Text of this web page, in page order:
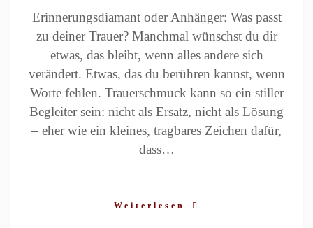
Erinnerungsdiamant oder Anhänger: Was passt
zu deiner Trauer? Manchmal wünschst du dir
etwas, das bleibt, wenn alles andere sich
verändert. Etwas, das du berühren kannst, wenn
Worte fehlen. Trauerschmuck kann so ein stiller
Begleiter sein: nicht als Ersatz, nicht als Lösung
– eher wie ein kleines, tragbares Zeichen dafür,
dass…
Weiterlesen